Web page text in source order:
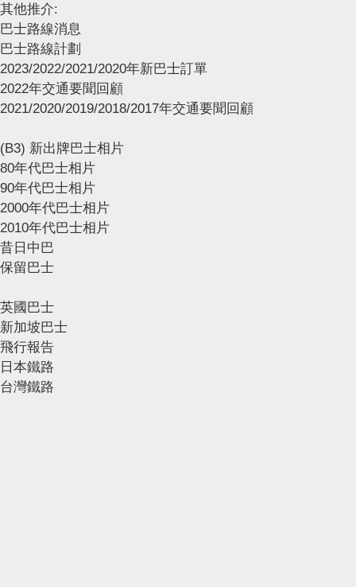
其他推介:
巴士路線消息
巴士路線計劃
2023/2022/2021/2020年新巴士訂單
2022年交通要聞回顧
2021/2020/2019/2018/2017年交通要聞回顧
(B3) 新出牌巴士相片
80年代巴士相片
90年代巴士相片
2000年代巴士相片
2010年代巴士相片
昔日中巴
保留巴士
英國巴士
新加坡巴士
飛行報告
日本鐵路
台灣鐵路